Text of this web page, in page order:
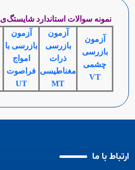
نمونه سوالات استاندارد شایستگی
آزمون
بازرسی
چشمی
VT
آزمون
بازرسی
ذرات
مغناطیسی
MT
آزمون
بازرسی با
امواج
فراصوت
UT
ارتباط با ما